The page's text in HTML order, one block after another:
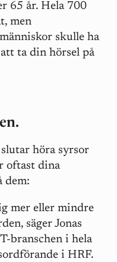
65 år. Hela 700
men
skulle ha
ta din hörsel på
höra syrsor
oftast dina
dem:
mer eller mindre
säger Jonas
branschen i hela
i HRF.